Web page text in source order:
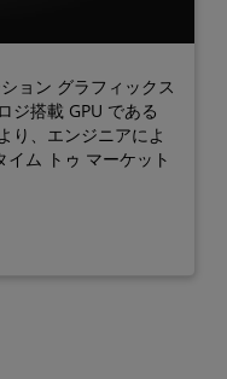
ョン グラフィックス
ジ搭載 GPU である
り、エンジニアによ
ム トゥ マーケット